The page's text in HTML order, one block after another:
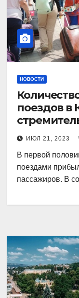
НОВОСТИ
поездов в
ИЮЛ 21, 2023
В первой
поездами
пассажиров. В